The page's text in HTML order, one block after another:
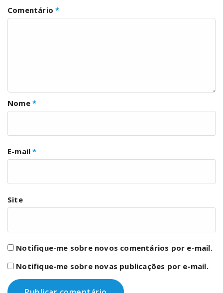
Comentário*
Nome *
E-mail*
Site
Notifique-me sobre novos comentários por e-mail.
Notifique-me sobre novas publicações por e-mail.